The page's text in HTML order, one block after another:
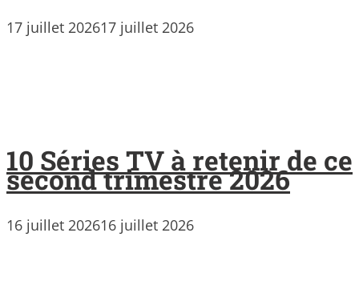
17 juillet 202617 juillet 2026
10 Séries TV à retenir de ce
second trimestre 2026
16 juillet 202616 juillet 2026